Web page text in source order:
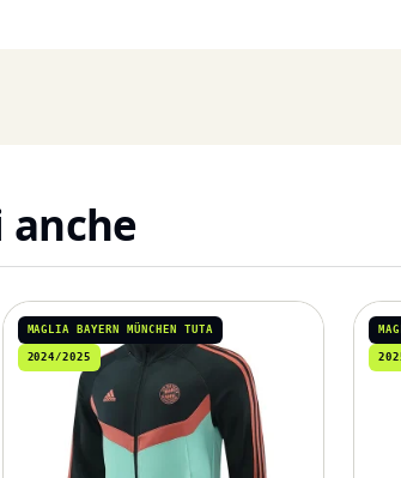
MAGLIA BAYERN MÜNCHEN TUTA
2024/2025